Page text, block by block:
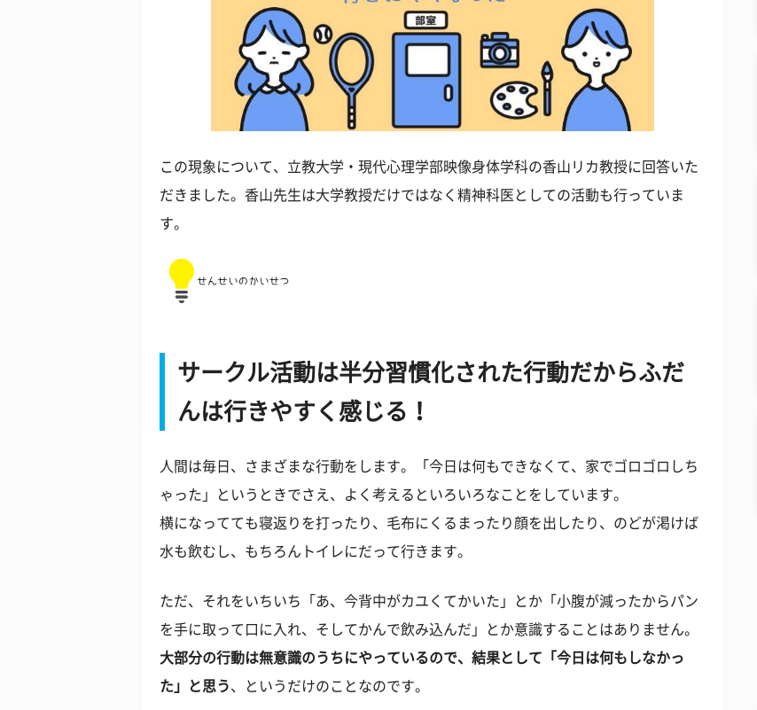
この現象について、立教大学・現代心理学部映像身体学科の香山リカ教授に回答いた
だきました。香山先生は大学教授だけではなく精神科医としての活動も行っていま
す。
サークル活動は半分習慣化された行動だからふだ
んは行きやすく感じる！
人間は毎日、さまざまな行動をします。「今日は何もできなくて、家でゴロゴロしち
ゃった」というときでさえ、よく考えるといろいろなことをしています。
横になってても寝返りを打ったり、毛布にくるまったり顔を出したり、のどが渇けば
水も飲むし、もちろんトイレにだって行きます。
ただ、それをいちいち「あ、今背中がカユくてかいた」とか「小腹が減ったからパン
を手に取って口に入れ、そしてかんで飲み込んだ」とか意識することはありません。
大部分の行動は無意識のうちにやっているので、結果として「今日は何もしなかっ
た」と思う、というだけのことなのです。